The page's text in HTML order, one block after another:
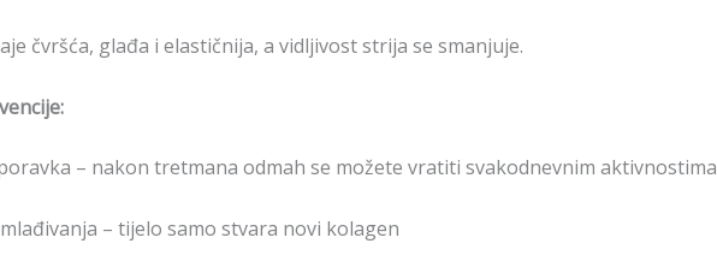
čvršća, glađa i elastičnija, a vidljivost strija se smanjuje.
– nakon tretmana odmah se možete vratiti svakodnevnim aktivnostima
– tijelo samo stvara novi kolagen